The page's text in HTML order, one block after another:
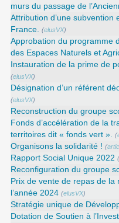
murs du passage de
Attribution d’une subvention
France. (elusVX)
Approbation du programme
des Espaces Naturels et
Instauration de la prime de
(elusVX)
Désignation d’un référent
(elusVX)
Reconstruction du groupe
Fonds d’accélération de la
territoires dit « fonds vert ». (
Organisons la solidarité ! (
Rapport Social Unique 2022
Reconfiguration du groupe
Prix de vente de repas de
l’année 2024 (elusVX)
Stratégie unique de
Dotation de Soutien à